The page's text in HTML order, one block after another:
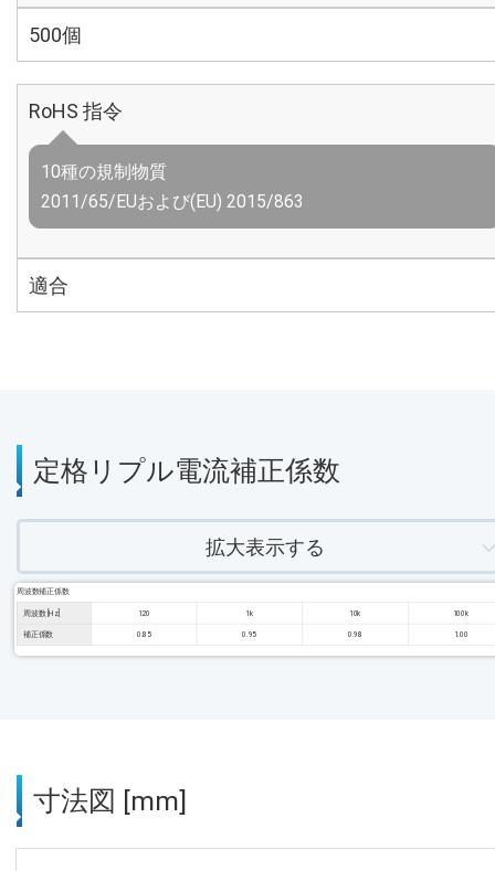
500個
RoHS 指令
10種の規制物質
2011/65/EUおよび(EU) 2015/863
適合
定格リプル電流補正係数
拡大表示する
周波数補正係数
周波数 [Hz] 120 1k 10k 100k
補正係数 0.85 0.95 0.98 1.00
寸法図 [mm]